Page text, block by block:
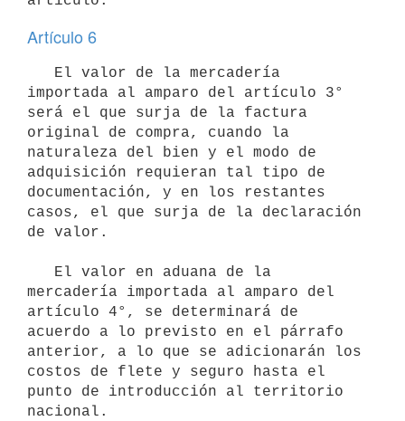
Artículo 6
importada al amparo del artículo 3°
será el que surja de la factura
original de compra, cuando la
naturaleza del bien y el modo de
adquisición requieran tal tipo de
documentación, y en los restantes
casos, el que surja de la declaración
de valor.
mercadería importada al amparo del
artículo 4°, se determinará de
acuerdo a lo previsto en el párrafo
anterior, a lo que se adicionarán los
costos de flete y seguro hasta el
punto de introducción al territorio
nacional.